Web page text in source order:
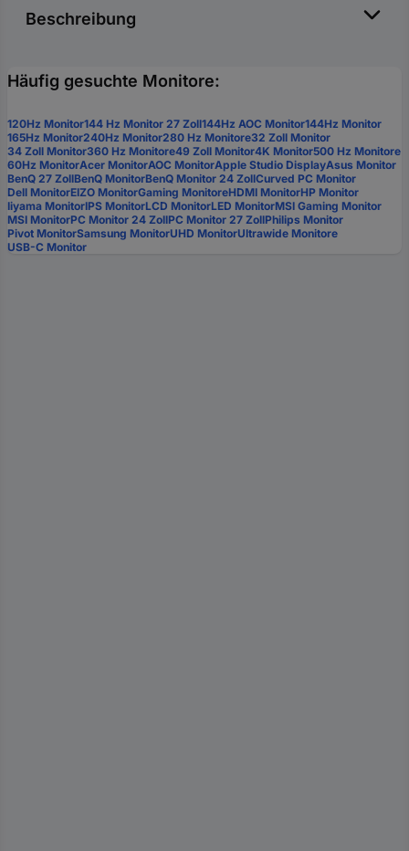
Beschreibung
Häufig gesuchte Monitore:
120Hz Monitor144 Hz Monitor 27 Zoll144Hz AOC Monitor144Hz Monitor
165Hz Monitor240Hz Monitor280 Hz Monitore32 Zoll Monitor
34 Zoll Monitor360 Hz Monitore49 Zoll Monitor4K Monitor500 Hz Monitore
60Hz MonitorAcer MonitorAOC MonitorApple Studio DisplayAsus Monitor
BenQ 27 ZollBenQ MonitorBenQ Monitor 24 ZollCurved PC Monitor
Dell MonitorEIZO MonitorGaming MonitoreHDMI MonitorHP Monitor
Iiyama MonitorIPS MonitorLCD MonitorLED MonitorMSI Gaming Monitor
MSI MonitorPC Monitor 24 ZollPC Monitor 27 ZollPhilips Monitor
Pivot MonitorSamsung MonitorUHD MonitorUltrawide Monitore
USB-C Monitor